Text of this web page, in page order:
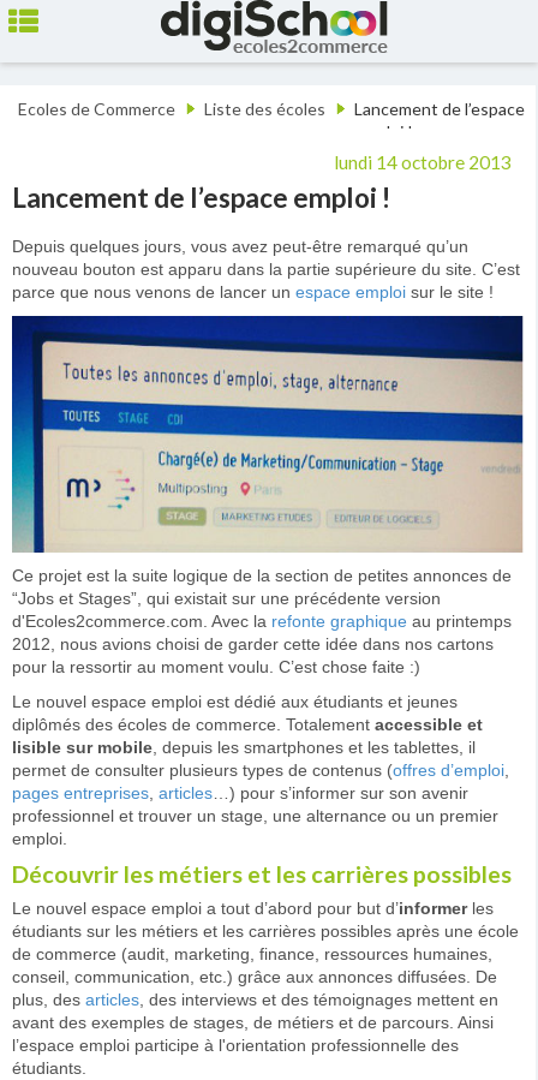
Ecoles de Commerce Liste des écoles
Lancement de l’espace
emploi !
lundi 14 octobre 2013
Lancement de l’espace emploi !
Depuis quelques jours, vous avez peut-être remarqué qu’un
nouveau bouton est apparu dans la partie supérieure du site. C’est
parce que nous venons de lancer un espace emploi sur le site !
Ce projet est la suite logique de la section de petites annonces de
“Jobs et Stages”, qui existait sur une précédente version
d'Ecoles2commerce.com. Avec la refonte graphique au printemps
2012, nous avions choisi de garder cette idée dans nos cartons
pour la ressortir au moment voulu. C’est chose faite :)
Le nouvel espace emploi est dédié aux étudiants et jeunes
diplômés des écoles de commerce. Totalement accessible et
lisible sur mobile , depuis les smartphones et les tablettes, il
permet de consulter plusieurs types de contenus (offres d’emploi
pages entreprises articles …) pour s’informer sur son avenir
professionnel et trouver un stage, une alternance ou un premier
emploi.
Découvrir les métiers et les carrières possibles
Le nouvel espace emploi a tout d’abord pour but d’informer les
étudiants sur les métiers et les carrières possibles après une école
de commerce (audit, marketing, finance, ressources humaines,
conseil, communication, etc.) grâce aux annonces diffusées. De
plus, des articles , des interviews et des témoignages mettent en
avant des exemples de stages, de métiers et de parcours. Ainsi
l’espace emploi participe à l'orientation professionnelle des
étudiants.